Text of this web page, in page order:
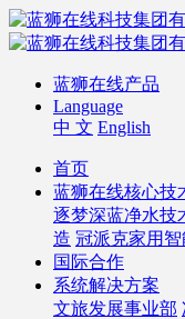
蓝狮在线产品
Language
中 文 English
首页
蓝狮在线核心技
逐梦深蓝净水技
造 冠派克家用
国际合作
系统解决方案
文旅发展事业部